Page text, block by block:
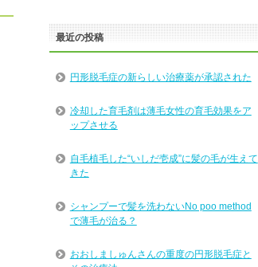
最近の投稿
円形脱毛症の新らしい治療薬が承認された
冷却した育毛剤は薄毛女性の育毛効果をア
ップさせる
自毛植毛した“いしだ壱成”に髪の毛が生えて
きた
シャンプーで髪を洗わないNo poo method
で薄毛が治る？
おおしましゅんさんの重度の円形脱毛症と